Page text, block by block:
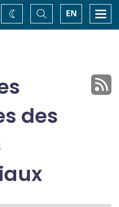
EN
Basculer
la
recherche
Changez
de
des